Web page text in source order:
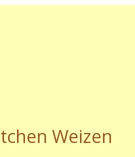
Weizen